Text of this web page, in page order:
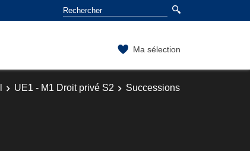
Ma sélection
UE1 - M1 Droit privé S2 Successions